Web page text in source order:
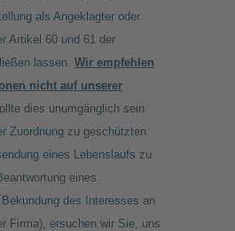
als Angeklagter oder
Artikel 60 und 61 der
lassen. Wir empfehlen
nicht auf unserer
dies unumgänglich sein
Zuordnung zu geschützten
eines Lebenslaufs zu
eines
des Interesses an
Firma), ersuchen wir Sie, uns